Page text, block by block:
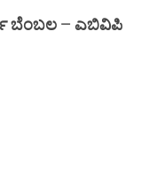
ಬೆಂಬಲ – ಎಬಿವಿಪಿ